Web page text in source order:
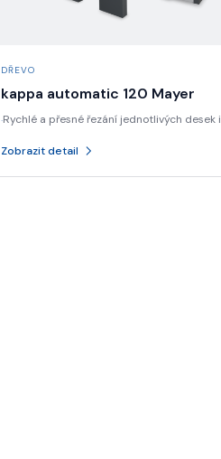
DŘEVO
kappa automatic 120 Mayer
·Rychlé a přesné řezání jednotlivých desek i
Zobrazit detail